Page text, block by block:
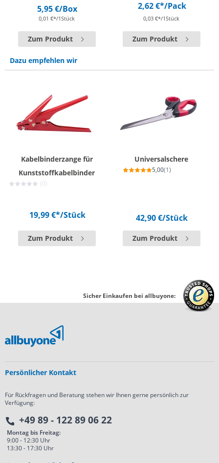
5,95 €/Box
0,01 €*/1Stück
Zum Produkt
2,62 €*/Pack
0,03 €*/1Stück
Zum Produkt
Dazu empfehlen wir
Kabelbinderzange für
Kunststoffkabelbinder
(0)
19,99 €*/Stück
Zum Produkt
Universalschere
5,00(1)
42,90 €/Stück
Zum Produkt
Sicher Einkaufen bei allbuyone:
Persönlicher Kontakt
Für Rückfragen und Beratung stehen wir Ihnen gerne persönlich zur
Verfügung:
+49 89 - 122 89 06 22
Montag bis Freitag:
9:00 - 12:30 Uhr
13:30 - 17:30 Uhr